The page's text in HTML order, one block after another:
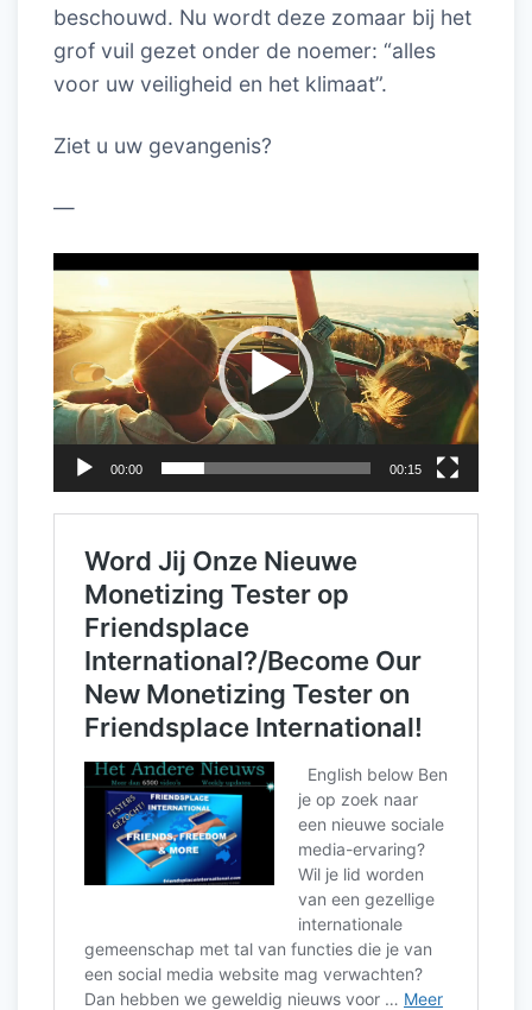
beschouwd. Nu wordt deze zomaar bij het
grof vuil gezet onder de noemer: “alles
voor uw veiligheid en het klimaat”.
Ziet u uw gevangenis?
—
Videospeler
00:00 00:15